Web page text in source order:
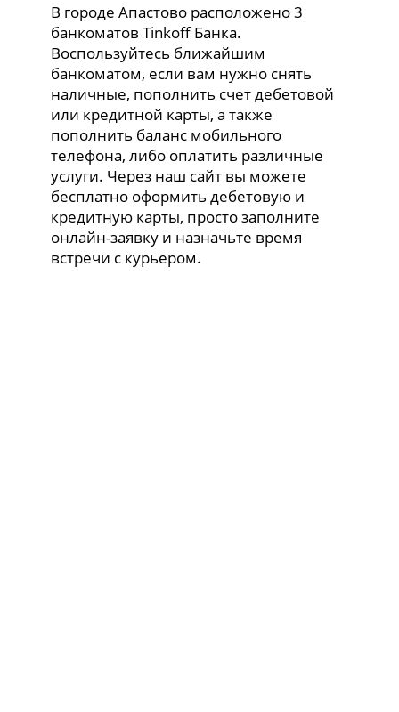
В городе Апастово расположено 3
банкоматов Tinkoff Банка.
Воспользуйтесь ближайшим
банкоматом, если вам нужно снять
наличные, пополнить счет дебетовой
или кредитной карты, а также
пополнить баланс мобильного
телефона, либо оплатить различные
услуги. Через наш сайт вы можете
бесплатно оформить дебетовую и
кредитную карты, просто заполните
онлайн-заявку и назначьте время
встречи с курьером.